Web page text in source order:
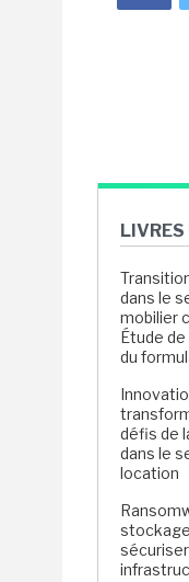
LIVRES
dans le
mobilier
Étude de
du
défis de
dans le
location